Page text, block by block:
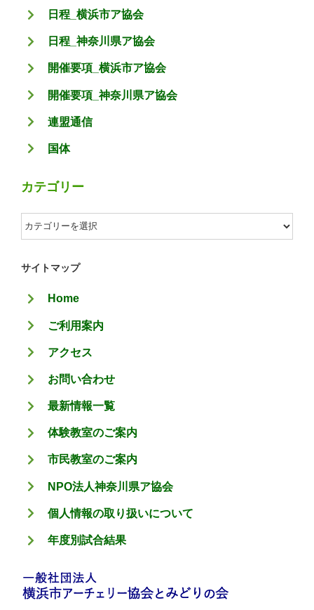
日程_横浜市ア協会
日程_神奈川県ア協会
開催要項_横浜市ア協会
開催要項_神奈川県ア協会
連盟通信
国体
カテゴリー
カ
テ
ゴ
ー
サイトマップ
Home
ご利用案内
アクセス
お問い合わせ
最新情報一覧
体験教室のご案内
市民教室のご案内
NPO法人神奈川県ア協会
個人情報の取り扱いについて
年度別試合結果